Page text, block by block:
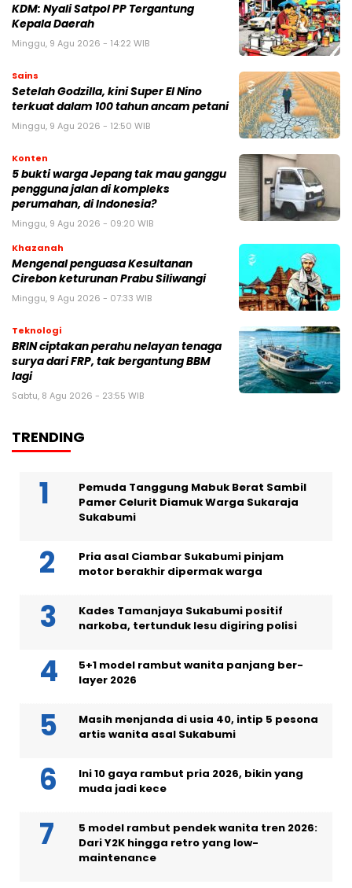
KDM: Nyali Satpol PP Tergantung
Kepala Daerah
Minggu, 9 Agu 2026 - 14:22 WIB
Sains
Setelah Godzilla, kini Super El Nino
terkuat dalam 100 tahun ancam petani
Minggu, 9 Agu 2026 - 12:50 WIB
Konten
5 bukti warga Jepang tak mau ganggu
pengguna jalan di kompleks
perumahan, di Indonesia?
Minggu, 9 Agu 2026 - 09:20 WIB
Khazanah
Mengenal penguasa Kesultanan
Cirebon keturunan Prabu Siliwangi
Minggu, 9 Agu 2026 - 07:33 WIB
Teknologi
BRIN ciptakan perahu nelayan tenaga
surya dari FRP, tak bergantung BBM
lagi
Sabtu, 8 Agu 2026 - 23:55 WIB
TRENDING
Pemuda Tanggung Mabuk Berat Sambil
Pamer Celurit Diamuk Warga Sukaraja
Sukabumi
Pria asal Ciambar Sukabumi pinjam
motor berakhir dipermak warga
Kades Tamanjaya Sukabumi positif
narkoba, tertunduk lesu digiring polisi
5+1 model rambut wanita panjang ber-
layer 2026
Masih menjanda di usia 40, intip 5 pesona
artis wanita asal Sukabumi
Ini 10 gaya rambut pria 2026, bikin yang
muda jadi kece
5 model rambut pendek wanita tren 2026:
Dari Y2K hingga retro yang low-
maintenance